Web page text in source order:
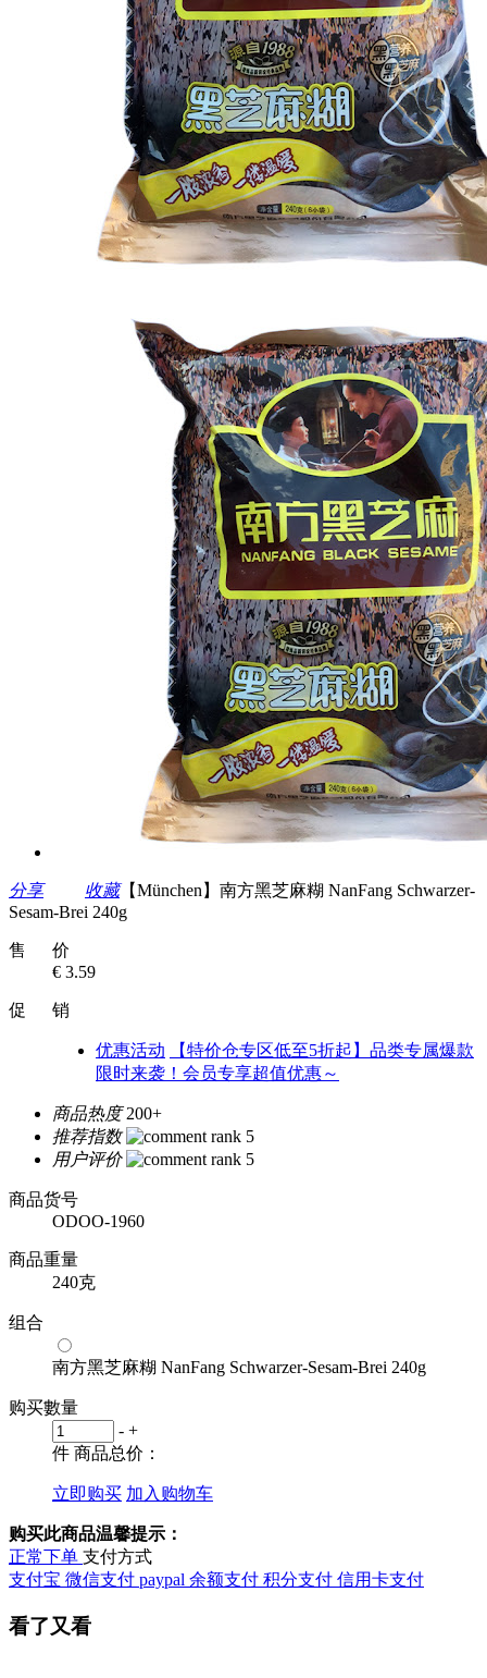
分享 收藏【München】南方黑芝麻糊 NanFang Schwarzer-
Sesam-Brei 240g
售 价
€ 3.59
促 销
优惠活动
【特价仓专区低至5折起】品类专属爆款
限时来袭！会员专享超值优惠～
商品热度 200+
推荐指数
用户评价
商品货号
ODOO-1960
商品重量
240克
组合
南方黑芝麻糊 NanFang Schwarzer-Sesam-Brei 240g
购买數量
- +
件 商品总价：
立即购买 加入购物车
购买此商品温馨提示：
正常下单 支付方式
支付宝 微信支付 paypal 余额支付 积分支付 信用卡支付
看了又看